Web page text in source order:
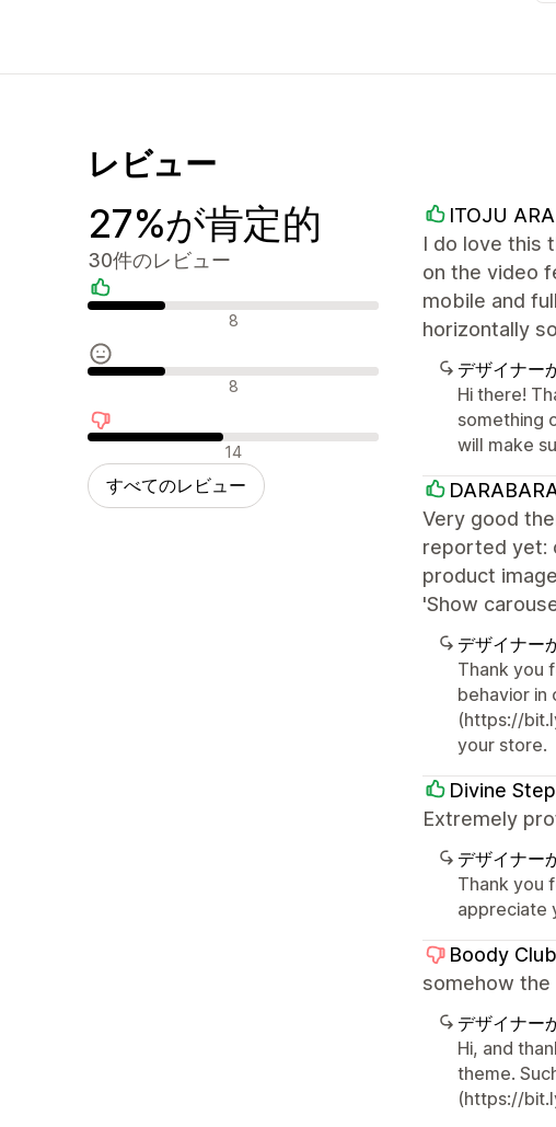
レビュー
27%が肯定的
30件のレビュー
肯定的なレビュー8
中間的なレビュー8
否定的なレビュー14
すべてのレビュー
ITOJU ARA
I do love this
on the video
mobile and
horizontally
デザイナー
Hi there!
something
will make
Very good
reported yet:
product
'Show
デザイナー
Thank you
behavior in
(https://
your store.
Divine
Extremely
デザイナー
Thank you
appreciate
Boody Club
somehow
デザイナー
Hi, and
theme.
(https://